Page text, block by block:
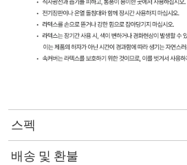
스펙
배송 및 환불